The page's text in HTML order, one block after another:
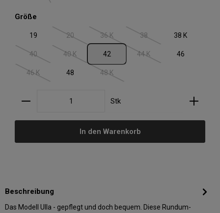
Größe
19 20(Diese Option ist zurzeit nicht verfügbar.)
36 K(Diese Option ist zurzeit nicht verfügbar.)
38(Diese Option ist zurzeit
38 K
40(Diese Option ist zurzeit nicht verfügbar.)
40 K(Diese Option ist zurzeit nicht verfügbar.)
42 44 K(Diese Option ist zurzeit
46
46 K(Diese Option ist zurzeit nicht verfügbar.)
48 48 K(Diese Option ist zurzeit nicht verfügbar.)
Produkt Anzahl: Gib den gewünschten Wert ein
Stk
In den Warenkorb
Beschreibung
Das Modell Ulla - gepflegt und doch bequem. Diese Rundum-